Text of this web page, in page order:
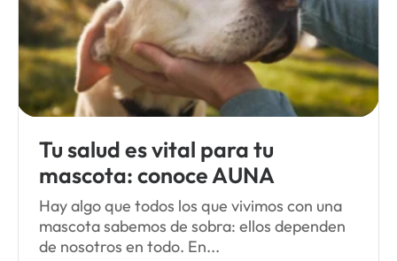
Tu salud es vital para tu
mascota: conoce AUNA
Hay algo que todos los que vivimos con una
mascota sabemos de sobra: ellos dependen
de nosotros en todo. En...